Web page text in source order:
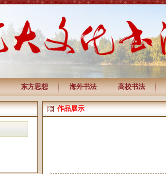
东方思想 海外书法 高校书法
作品展示